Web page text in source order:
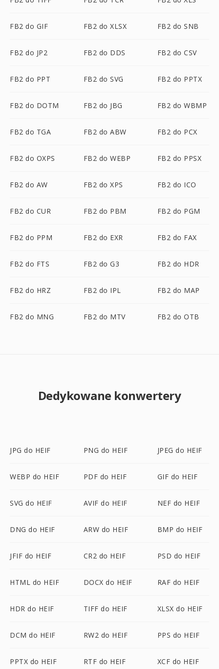
FB2 do GIF FB2 do XLSX FB2 do SNB
FB2 do JP2 FB2 do DDS FB2 do CSV
FB2 do PPT FB2 do SVG FB2 do PPTX
FB2 do DOTM FB2 do JBG FB2 do WBMP
FB2 do TGA FB2 do ABW FB2 do PCX
FB2 do OXPS FB2 do WEBP FB2 do PPSX
FB2 do AW FB2 do XPS FB2 do ICO
FB2 do CUR FB2 do PBM FB2 do PGM
FB2 do PPM FB2 do EXR FB2 do FAX
FB2 do FTS FB2 do G3 FB2 do HDR
FB2 do HRZ FB2 do IPL FB2 do MAP
FB2 do MNG FB2 do MTV FB2 do OTB
Dedykowane konwertery
JPG do HEIF PNG do HEIF JPEG do HEIF
WEBP do HEIF PDF do HEIF GIF do HEIF
SVG do HEIF AVIF do HEIF NEF do HEIF
DNG do HEIF ARW do HEIF BMP do HEIF
JFIF do HEIF CR2 do HEIF PSD do HEIF
HTML do HEIF DOCX do HEIF RAF do HEIF
HDR do HEIF TIFF do HEIF XLSX do HEIF
DCM do HEIF RW2 do HEIF PPS do HEIF
PPTX do HEIF RTF do HEIF XCF do HEIF